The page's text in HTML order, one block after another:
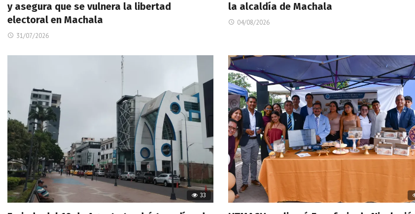
y asegura que se vulnera la libertad
electoral en Machala
31/07/2026
la alcaldía de Machala
04/08/2026
33